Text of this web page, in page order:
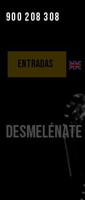
contenido
900 208 308
entradas